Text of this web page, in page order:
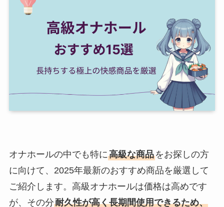
オナホールの中でも特に高級な商品をお探しの方
に向けて、2025年最新のおすすめ商品を厳選して
ご紹介します。高級オナホールは価格は高めです
が、その分耐久性が高く長期間使用できるため、